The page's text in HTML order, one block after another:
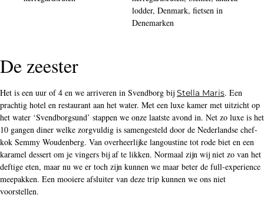
De zeester
Het is een uur of 4 en we arriveren in Svendborg bij Stella Maris. Een
prachtig hotel en restaurant aan het water. Met een luxe kamer met uitzicht op
het water ‘Svendborgsund’ stappen we onze laatste avond in. Net zo luxe is het
10 gangen diner welke zorgvuldig is samengesteld door de Nederlandse chef-
kok Semmy Woudenberg. Van overheerlijke langoustine tot rode biet en een
karamel dessert om je vingers bij af te likken. Normaal zijn wij niet zo van het
deftige eten, maar nu we er toch zijn kunnen we maar beter de full-experience
meepakken. Een mooiere afsluiter van deze trip kunnen we ons niet
voorstellen.